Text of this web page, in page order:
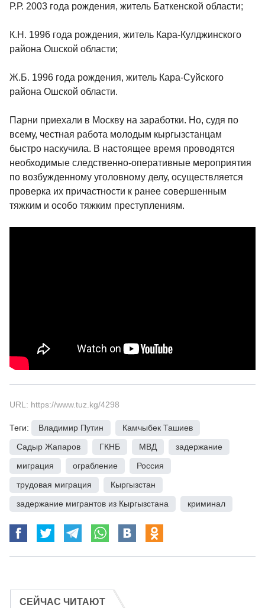
Р.Р. 2003 года рождения, житель Баткенской области;
К.Н. 1996 года рождения, житель Кара-Кулджинского
района Ошской области;
Ж.Б. 1996 года рождения, житель Кара-Суйского
района Ошской области.
Парни приехали в Москву на заработки. Но, судя по
всему, честная работа молодым кыргызстанцам
быстро наскучила. В настоящее время проводятся
необходимые следственно-оперативные мероприятия
по возбужденному уголовному делу, осуществляется
проверка их причастности к ранее совершенным
тяжким и особо тяжким преступлениям.
URL: https://www.tuz.kg/4298
Теги: Владимир Путин Камчыбек Ташиев
Садыр Жапаров
ГКНБ МВД задержание
миграция
ограбление Россия
трудовая миграция
Кыргызстан
задержание мигрантов из Кыргызстана
криминал
СЕЙЧАС ЧИТАЮТ